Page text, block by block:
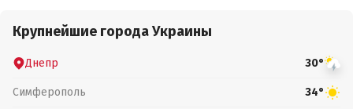
Крупнейшие города Украины
Днепр 30°
Симферополь 34°